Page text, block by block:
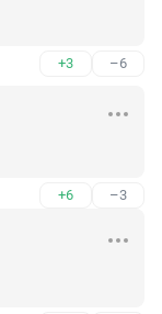
+3 –6
+6 –3